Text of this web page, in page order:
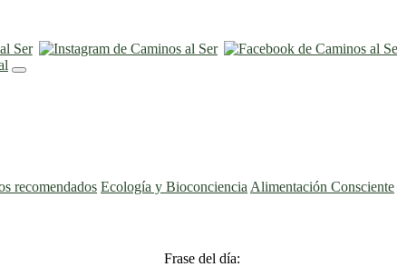
recomendados Ecología y Bioconciencia Alimentación Consciente
Frase del día: